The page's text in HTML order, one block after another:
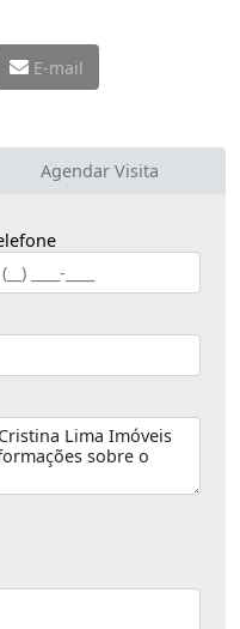
E-mail
Agendar Visita